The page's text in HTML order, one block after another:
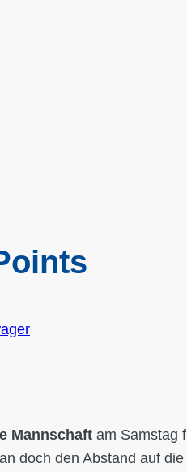
Mannschaft am Samstag
doch den Abstand auf